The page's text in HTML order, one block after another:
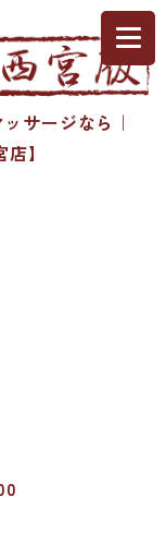
サージなら｜
】